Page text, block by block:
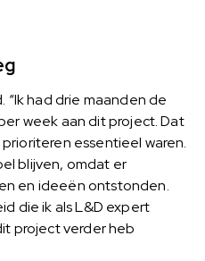
had drie maanden de
week aan dit project. Dat
essentieel waren.
blijven, omdat er
en ideeën ontstonden.
die ik als L&D expert
project verder heb